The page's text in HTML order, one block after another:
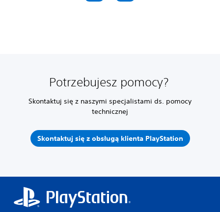
Potrzebujesz pomocy?
Skontaktuj się z naszymi specjalistami ds. pomocy
technicznej
Skontaktuj się z obsługą klienta PlayStation